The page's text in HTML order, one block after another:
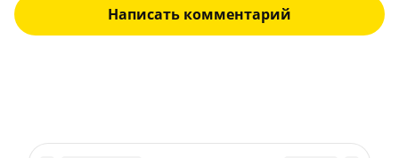
Написать комментарий